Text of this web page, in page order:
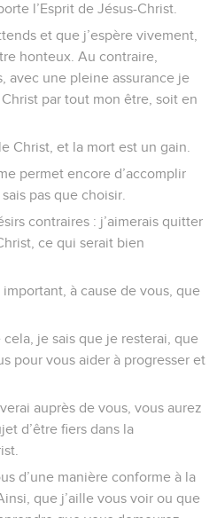
l’Esprit de Jésus-Christ.
et que j’espère vivement,
honteux. Au contraire,
avec une pleine assurance je
par tout mon être, soit en
Christ, et la mort est un gain.
permet encore d’accomplir
pas que choisir.
contraires : j’aimerais quitter
ce qui serait bien
à cause de vous, que
je sais que je resterai, que
pour vous aider à progresser et
auprès de vous, vous aurez
d’être fiers dans la
d’une manière conforme à la
que j’aille vous voir ou que